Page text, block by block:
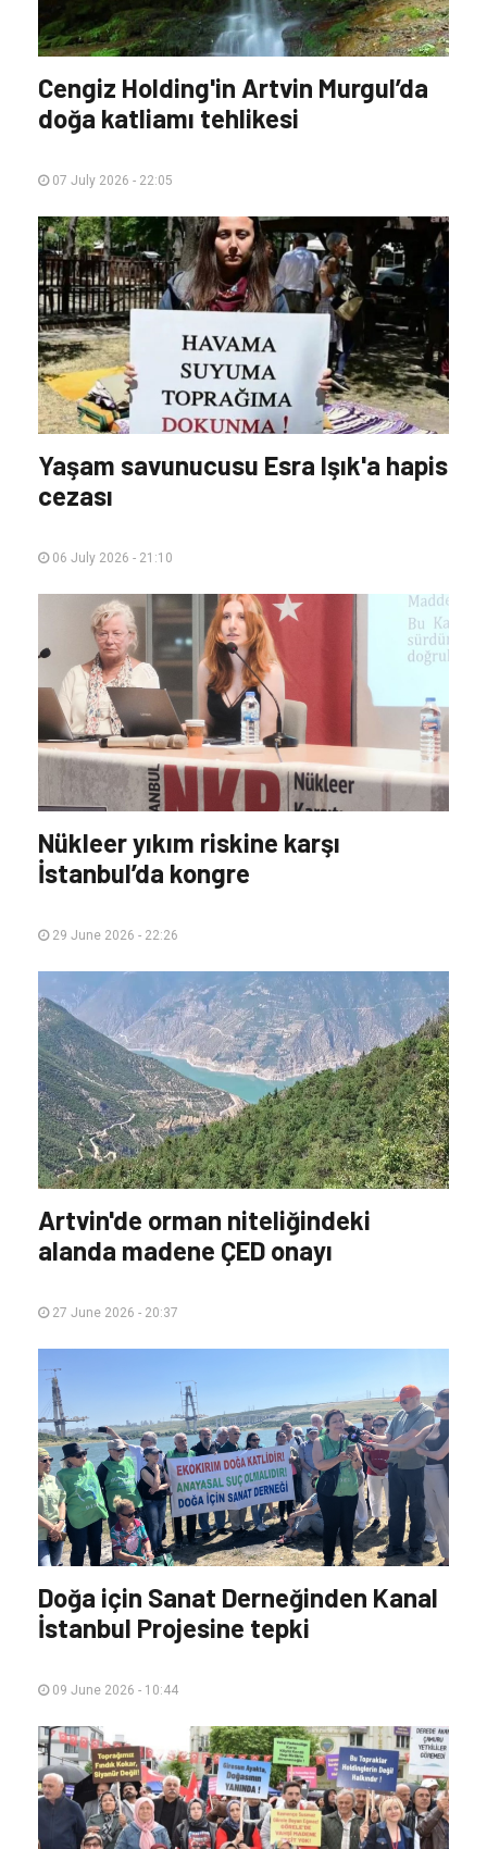
Cengiz Holding'in Artvin Murgul’da
doğa katliamı tehlikesi
07 July 2026 - 22:05
Yaşam savunucusu Esra Işık'a hapis
cezası
06 July 2026 - 21:10
Nükleer yıkım riskine karşı
İstanbul’da kongre
29 June 2026 - 22:26
Artvin'de orman niteliğindeki
alanda madene ÇED onayı
27 June 2026 - 20:37
Doğa için Sanat Derneğinden Kanal
İstanbul Projesine tepki
09 June 2026 - 10:44